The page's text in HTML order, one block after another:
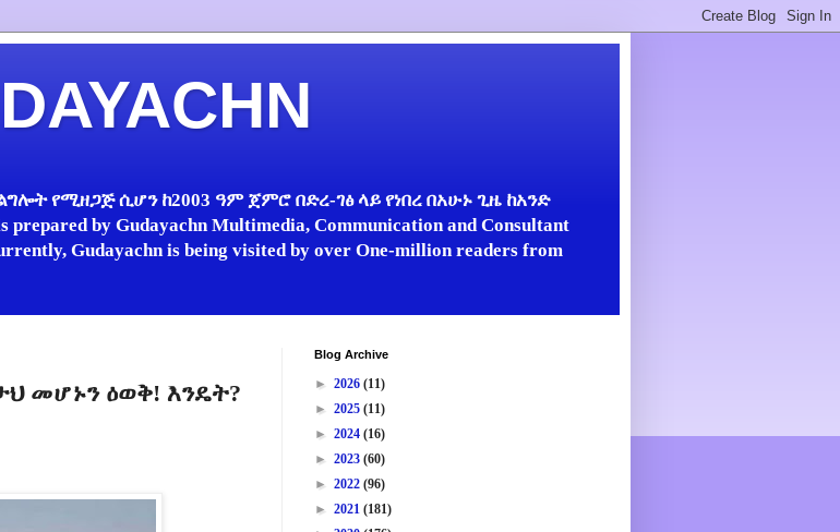
የሚዘጋጅ ሲሆን ከ2003 ዓም ጀምሮ በድረ-ገፅ ላይ የነበረ በአሁኑ ጊዜ ከአንድ
by Gudayachn Multimedia, Communication and Consultant
Gudayachn is being visited by over One-million readers from
መሆኑን ዕወቅ! እንዴት?
Blog Archive
► 2026 (11)
► 2025 (11)
► 2024 (16)
► 2023 (60)
► 2022 (96)
► 2021 (181)